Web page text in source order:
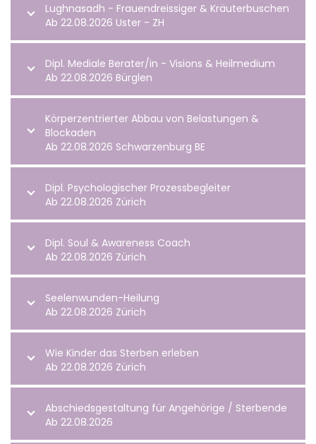
Lughnasadh - Frauendreissiger & Kräuterbuschen
Ab 22.08.2026 Uster - ZH
Dipl. Mediale Berater/in - Visions & Heilmedium
Ab 22.08.2026 Bürglen
Körperzentrierter Abbau von Belastungen &
Blockaden
Ab 22.08.2026 Schwarzenburg BE
Dipl. Psychologischer Prozessbegleiter
Ab 22.08.2026 Zürich
Dipl. Soul & Awareness Coach
Ab 22.08.2026 Zürich
Seelenwunden-Heilung
Ab 22.08.2026 Zürich
Wie Kinder das Sterben erleben
Ab 22.08.2026 Zürich
Abschiedsgestaltung für Angehörige / Sterbende
Ab 22.08.2026